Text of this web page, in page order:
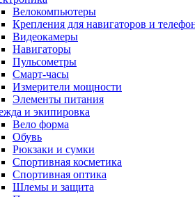
Велокомпьютеры
Крепления для навигаторов и
Видеокамеры
Навигаторы
Пульсометры
Смарт-часы
Измерители мощности
Элементы питания
и экипировка
Вело форма
Обувь
Рюкзаки и сумки
Спортивная косметика
Спортивная оптика
Шлемы и защита